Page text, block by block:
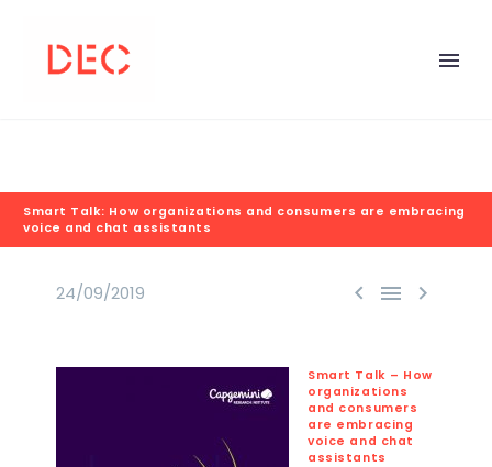
Smart Talk: How organizations and consumers are embracing
voice and chat assistants
  
24/09/2019
Smart Talk – How
organizations
and consumers
are embracing
voice and chat
assistants